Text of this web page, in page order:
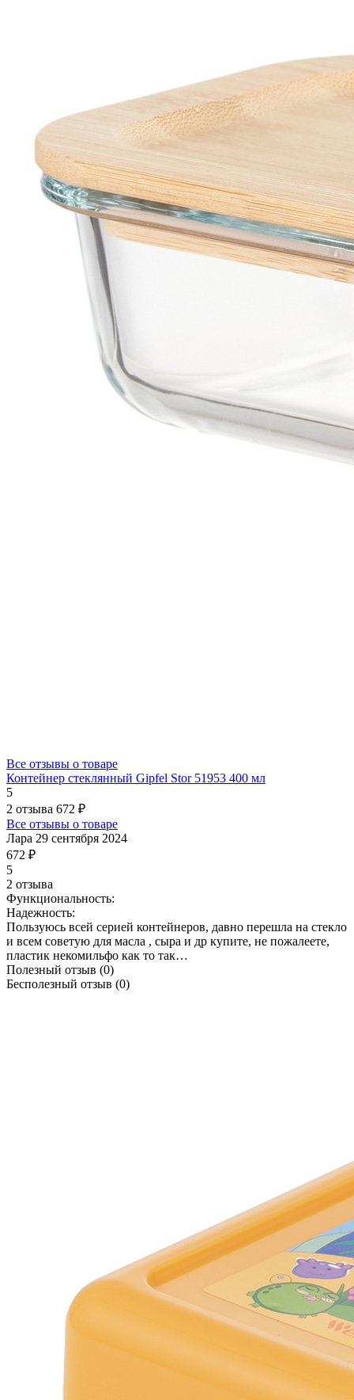
Все отзывы о товаре
Контейнер стеклянный Gipfel Stor 51953 400 мл
5
2 отзыва 672 ₽
Все отзывы о товаре
Лара 29 сентября 2024
672 ₽
5
2 отзыва
Функциональность:
Надежность:
Пользуюсь всей серией контейнеров, давно перешла на стекло
и всем советую для масла , сыра и др купите, не пожалеете,
пластик некомильфо как то так…
Полезный отзыв (0)
Бесполезный отзыв (0)